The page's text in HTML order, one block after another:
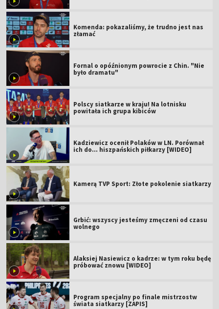
Komenda: pokazaliśmy, że trudno jest nas
złamać
Fornal o opóźnionym powrocie z Chin. "Nie
było dramatu"
Polscy siatkarze w kraju! Na lotnisku
powitała ich grupa kibiców
Kadziewicz ocenił Polaków w LN. Porównał
ich do... hiszpańskich piłkarzy [WIDEO]
Kamerą TVP Sport: Złote pokolenie siatkarzy
Grbić: wszyscy jesteśmy zmęczeni od czasu
wolnego
Alaksiej Nasiewicz o kadrze: w tym roku będę
próbować znowu [WIDEO]
Program specjalny po finale mistrzostw
świata siatkarzy [ZAPIS]